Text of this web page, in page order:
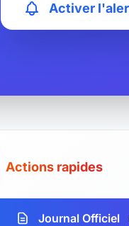
Activer
Actions rapides
Journal Officiel